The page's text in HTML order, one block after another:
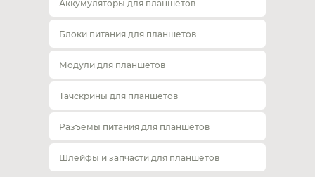
Аккумуляторы для планшетов
Блоки питания для планшетов
Модули для планшетов
Тачскрины для планшетов
Разъемы питания для планшетов
Шлейфы и запчасти для планшетов